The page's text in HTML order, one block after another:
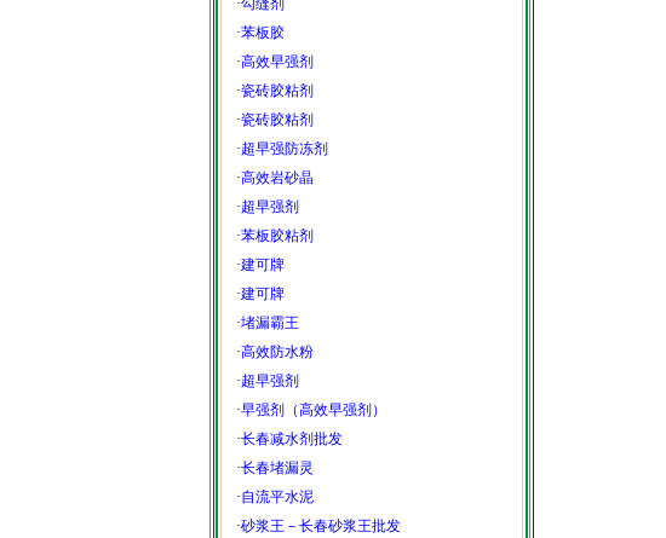
·勾缝剂
·苯板胶
·高效早强剂
·瓷砖胶粘剂
·瓷砖胶粘剂
·超早强防冻剂
·高效岩砂晶
·超早强剂
·苯板胶粘剂
·建可牌
·建可牌
·堵漏霸王
·高效防水粉
·超早强剂
·早强剂（高效早强剂）
·长春减水剂批发
·长春堵漏灵
·自流平水泥
·砂浆王－长春砂浆王批发